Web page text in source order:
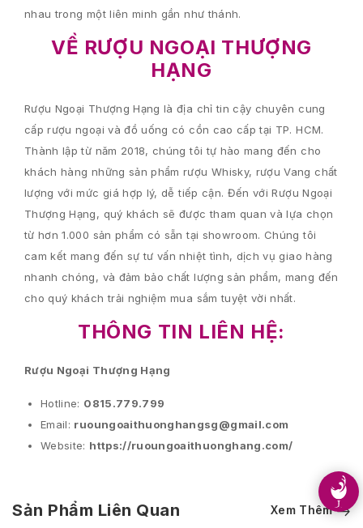
nhau trong một liên minh gần như thánh.
VỀ RƯỢU NGOẠI THƯỢNG
HẠNG
Rượu Ngoại Thượng Hạng là địa chỉ tin cậy chuyên cung
cấp rượu ngoại và đồ uống có cồn cao cấp tại TP. HCM.
Thành lập từ năm 2018, chúng tôi tự hào mang đến cho
khách hàng những sản phẩm rượu Whisky, rượu Vang chất
lượng với mức giá hợp lý, dễ tiếp cận. Đến với Rượu Ngoại
Thượng Hạng, quý khách sẽ được tham quan và lựa chọn
từ hơn 1.000 sản phẩm có sẵn tại showroom. Chúng tôi
cam kết mang đến sự tư vấn nhiệt tình, dịch vụ giao hàng
nhanh chóng, và đảm bảo chất lượng sản phẩm, mang đến
cho quý khách trải nghiệm mua sắm tuyệt vời nhất.
THÔNG TIN LIÊN HỆ:
Rượu Ngoại Thượng Hạng
Hotline: 0815.779.799
Email: ruoungoaithuonghangsg@gmail.com
Website: https://ruoungoaithuonghang.com/
Sản Phẩm Liên Quan Xem Thêm